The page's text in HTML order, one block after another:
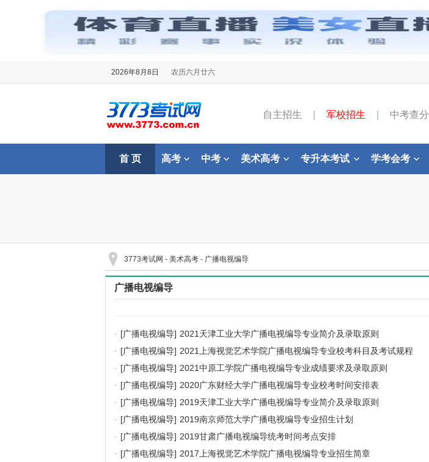
2026年8月8日 农历六月廿六
自主招生 军校招生 中考查分
首 页 高考 中考 美术高考 专升本考试 学考会考
3773考试网 - 美术高考 - 广播电视编导
广播电视编导
· [广播电视编导] 2021天津工业大学广播电视编导专业简介及录取原则
· [广播电视编导] 2021上海视觉艺术学院广播电视编导专业校考科目及考试规程
· [广播电视编导] 2021中原工学院广播电视编导专业成绩要求及录取原则
· [广播电视编导] 2020广东财经大学广播电视编导专业校考时间安排表
· [广播电视编导] 2019天津工业大学广播电视编导专业简介及录取原则
· [广播电视编导] 2019南京师范大学广播电视编导专业招生计划
· [广播电视编导] 2019甘肃广播电视编导统考时间考点安排
· [广播电视编导] 2017上海视觉艺术学院广播电视编导专业招生简章